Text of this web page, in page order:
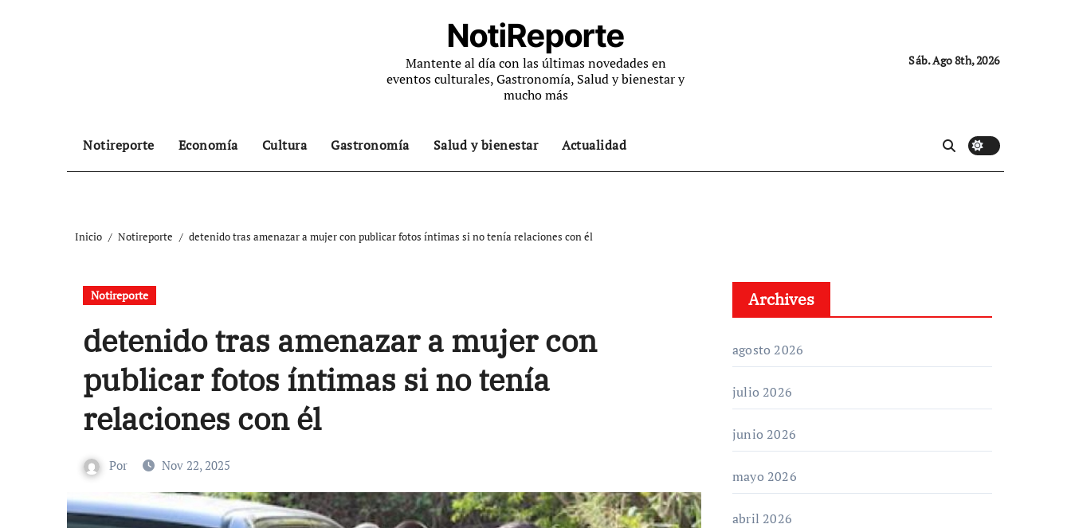
NotiReporte
Mantente al día con las últimas novedades en
eventos culturales, Gastronomía, Salud y bienestar y
mucho más
Sáb. Ago 8th, 2026
Notireporte Economía Cultura Gastronomía Salud y bienestar Actualidad
Inicio Notireporte detenido tras amenazar a mujer con publicar fotos íntimas si no tenía relaciones con él
Notireporte
detenido tras amenazar a mujer con
publicar fotos íntimas si no tenía
relaciones con él
Por Nov 22, 2025
Archives
agosto 2026
julio 2026
junio 2026
mayo 2026
abril 2026